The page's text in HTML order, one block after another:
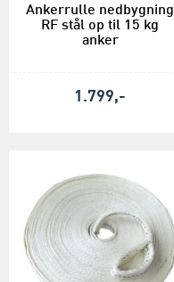
Ankerrulle nedbygning
RF stål op til 15 kg
anker
1.799,-